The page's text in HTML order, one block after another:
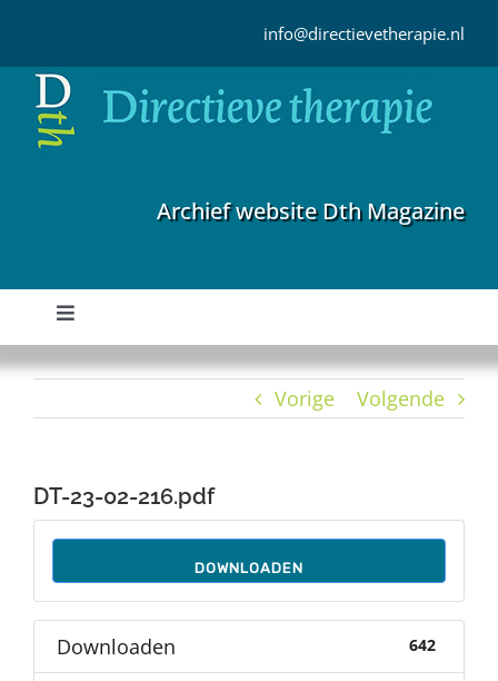
inhoud
info@directievetherapie.nl
Archief website Dth Magazine
Toggle
Navigation
Home
Auteurs
Over Dth
Vorige Volgende
DT-23-02-216.pdf
DOWNLOADEN
Downloaden 642